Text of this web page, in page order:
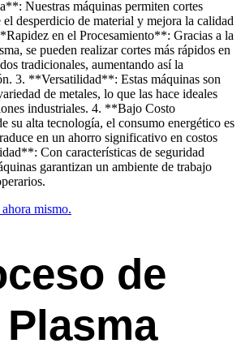
Nuestras máquinas permiten cortes
desperdicio de material y mejora la calidad
en el Procesamiento**: Gracias a la
se pueden realizar cortes más rápidos en
tradicionales, aumentando así la
3. **Versatilidad**: Estas máquinas son
de metales, lo que las hace ideales
industriales. 4. **Bajo Costo
su alta tecnología, el consumo energético es
en un ahorro significativo en costos
Con características de seguridad
garantizan un ambiente de trabajo
mismo.
de